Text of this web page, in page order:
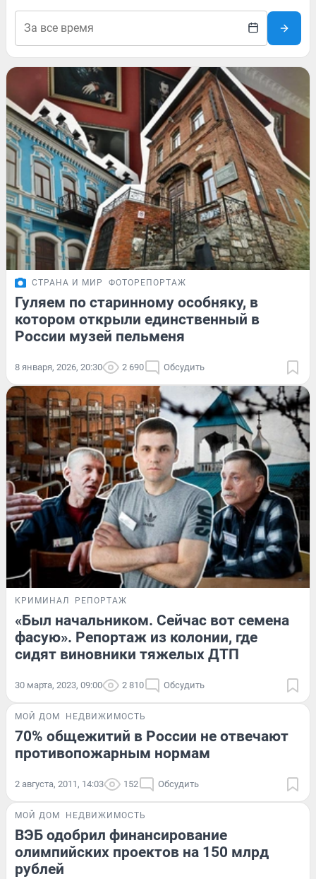
СТРАНА И МИР ФОТОРЕПОРТАЖ
Гуляем по старинному особняку, в
котором открыли единственный в
России музей пельменя
8 января, 2026, 20:30 2 690 Обсудить
КРИМИНАЛ РЕПОРТАЖ
«Был начальником. Сейчас вот семена
фасую». Репортаж из колонии, где
сидят виновники тяжелых ДТП
30 марта, 2023, 09:00 2 810 Обсудить
МОЙ ДОМ НЕДВИЖИМОСТЬ
70% общежитий в России не отвечают
противопожарным нормам
2 августа, 2011, 14:03 152 Обсудить
МОЙ ДОМ НЕДВИЖИМОСТЬ
ВЭБ одобрил финансирование
олимпийских проектов на 150 млрд
рублей